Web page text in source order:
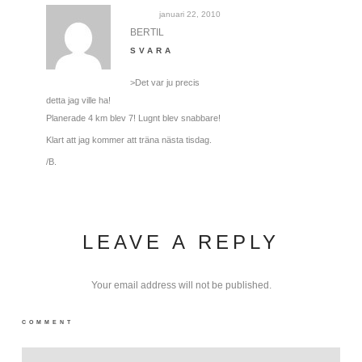
januari 22, 2010
BERTIL
SVARA
>Det var ju precis
detta jag ville ha!
Planerade 4 km blev 7! Lugnt blev snabbare!
Klart att jag kommer att träna nästa tisdag.
/B.
LEAVE A REPLY
Your email address will not be published.
COMMENT